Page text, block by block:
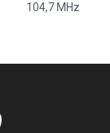
104,7 MHz